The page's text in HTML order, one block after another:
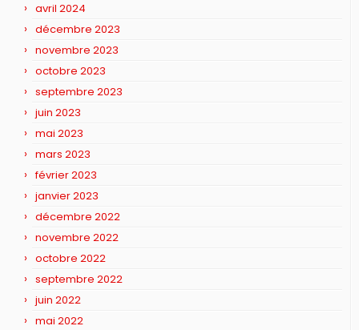
avril 2024
décembre 2023
novembre 2023
octobre 2023
septembre 2023
juin 2023
mai 2023
mars 2023
février 2023
janvier 2023
décembre 2022
novembre 2022
octobre 2022
septembre 2022
juin 2022
mai 2022